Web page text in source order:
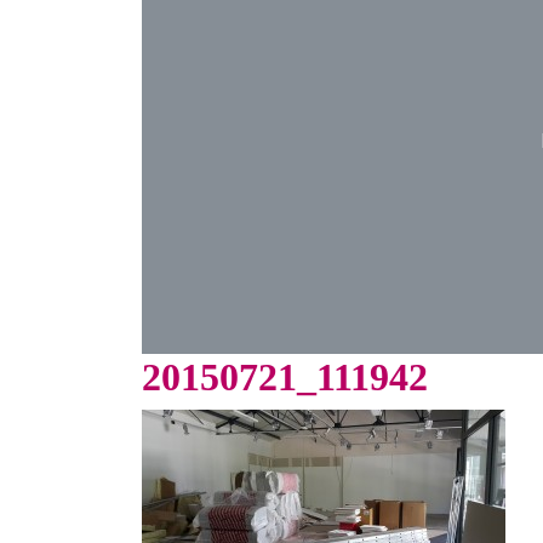
20150721_111942